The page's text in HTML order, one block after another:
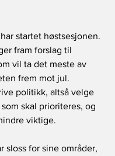
startet høstsesjonen.
fram forslag til
vil ta det meste av
frem mot jul.
politikk, altså velge
skal prioriteres, og
viktige.
sloss for sine områder,